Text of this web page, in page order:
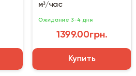
м³/час
Ожидание 3-4 дня
1399.00грн.
Купить